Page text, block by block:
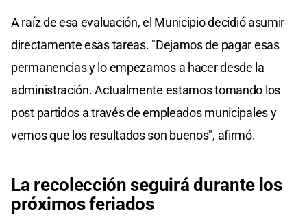
A raíz de esa evaluación, el Municipio decidió asumir
directamente esas tareas. "Dejamos de pagar esas
permanencias y lo empezamos a hacer desde la
administración. Actualmente estamos tomando los
post partidos a través de empleados municipales y
vemos que los resultados son buenos", afirmó.
La recolección seguirá durante los
próximos feriados